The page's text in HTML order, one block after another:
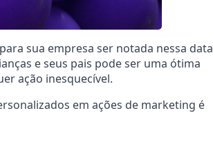
sua empresa ser notada nessa data
e seus pais pode ser uma ótima
ação inesquecível.
em ações de marketing é